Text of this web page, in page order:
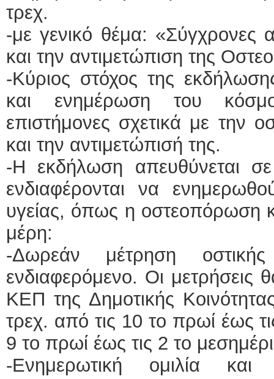
τρεχ.
-με γενικό θέμα: «Σύγχρονες
και την αντιμετώπιση της
-Κύριος στόχος της
και ενημέρωση του
επιστήμονες σχετικά με την
και την αντιμετώπισή της.
-Η εκδήλωση απευθύνεται
ενδιαφέρονται να
υγείας, όπως η οστεοπόρωση
μέρη:
-Δωρεάν μέτρηση
ενδιαφερόμενο. Οι μετρήσεις
ΚΕΠ της Δημοτικής
τρεχ. από τις 10 το πρωί έως
9 το πρωί έως τις 2 το
-Ενημερωτική ομιλία